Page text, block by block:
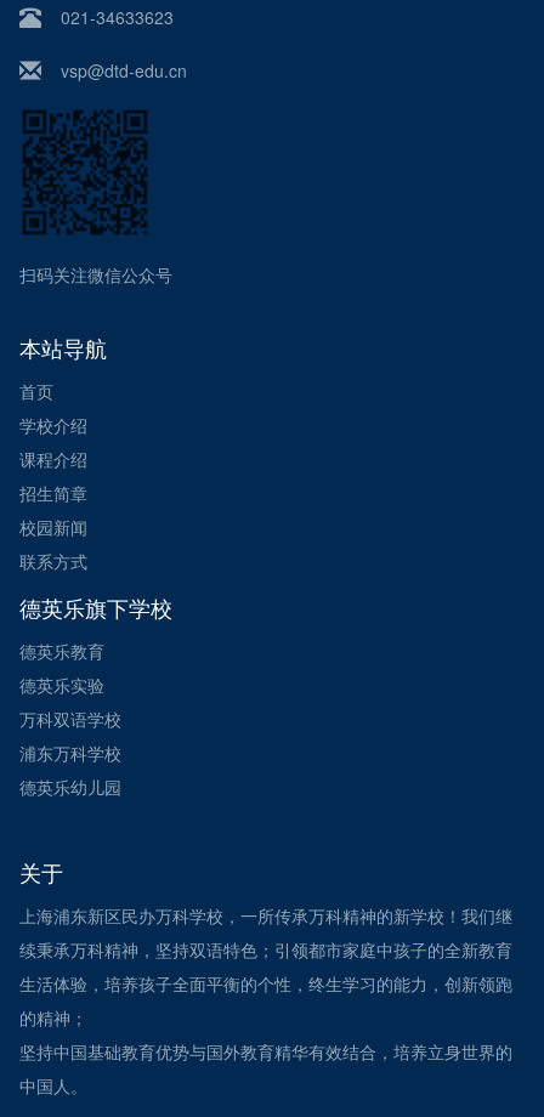
021-34633623
vsp@dtd-edu.cn
扫码关注微信公众号
本站导航
首页
学校介绍
课程介绍
招生简章
校园新闻
联系方式
德英乐旗下学校
德英乐教育
德英乐实验
万科双语学校
浦东万科学校
德英乐幼儿园
关于
上海浦东新区民办万科学校，一所传承万科精神的新学校！我们继
续秉承万科精神，坚持双语特色；引领都市家庭中孩子的全新教育
生活体验，培养孩子全面平衡的个性，终生学习的能力，创新领跑
的精神；
坚持中国基础教育优势与国外教育精华有效结合，培养立身世界的
中国人。